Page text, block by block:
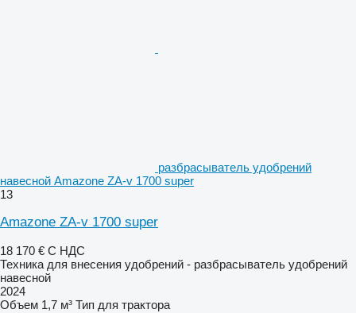
разбрасыватель удобрений
навесной Amazone ZA-v 1700 super
13
Amazone ZA-v 1700 super
18 170 € С НДС
Техника для внесения удобрений - разбрасыватель удобрений
навесной
2024
Объем 1,7 м³ Тип для трактора